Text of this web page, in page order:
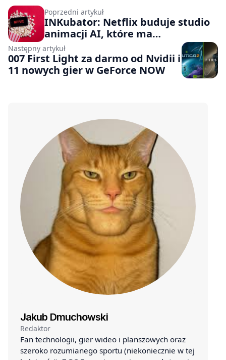
Poprzedni artykuł
INKubator: Netflix buduje studio
animacji AI, które ma
zrewolucjonizować tworzenie
treści
Następny artykuł
007 First Light za darmo od Nvidii i
11 nowych gier w GeForce NOW
Jakub Dmuchowski
Redaktor
Fan technologii, gier wideo i planszowych oraz
szeroko rozumianego sportu (niekoniecznie w tej